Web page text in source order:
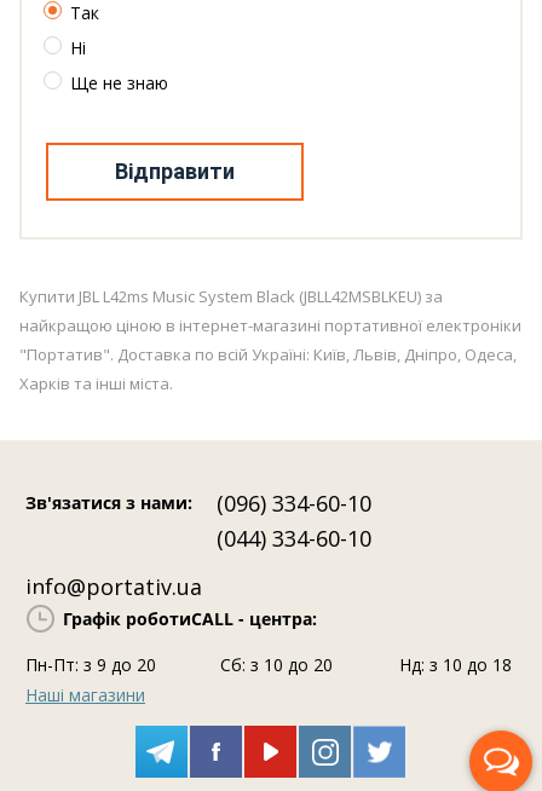
Так
Ні
Ще не знаю
Відправити
Купити JBL L42ms Music System Black (JBLL42MSBLKEU) за
найкращою ціною в інтернет-магазині портативної електроніки
"Портатив". Доставка по всій Україні: Київ, Львів, Дніпро, Одеса,
Харків та інші міста.
Зв'язатися з нами:
(096) 334-60-10
(044) 334-60-10
info@portativ.ua
Графік роботиCALL - центра:
Пн-Пт: з 9 до 20
Сб: з 10 до 20
Нд: з 10 до 18
Наші магазини
Передзвоніть мені